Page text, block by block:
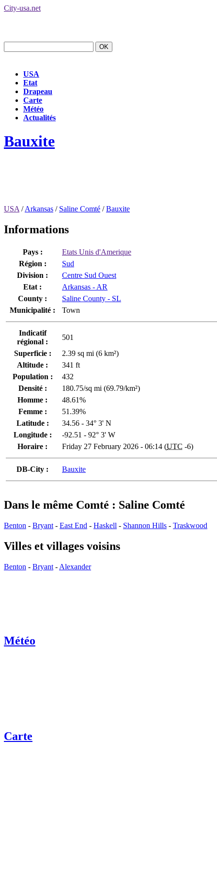
City-usa.net
USA
Etat
Drapeau
Carte
Météo
Actualités
Bauxite
USA /Arkansas / Saline Comté /Bauxite
Informations
Pays :
Etats Unis d'Amerique
Région :
Sud
Division :
Centre Sud Ouest
Etat :
Arkansas - AR
County :
Saline County - SL
Municipalité :
Town
Indicatif
régional :
501
Superficie :
2.39 sq mi (6 km²)
Altitude :
341 ft
Population :
432
Densité :
180.75/sq mi (69.79/km²)
Homme :
48.61%
Femme :
51.39%
Latitude :
34.56 - 34° 3' N
Longitude :
-92.51 - 92° 3' W
Horaire :
Friday 27 February 2026 - 06:14 (UTC -6)
DB-City : Bauxite
Dans le même Comté : Saline Comté
Benton - Bryant - East End - Haskell - Shannon Hills - Traskwood
Villes et villages voisins
Benton - Bryant - Alexander
Météo
Carte